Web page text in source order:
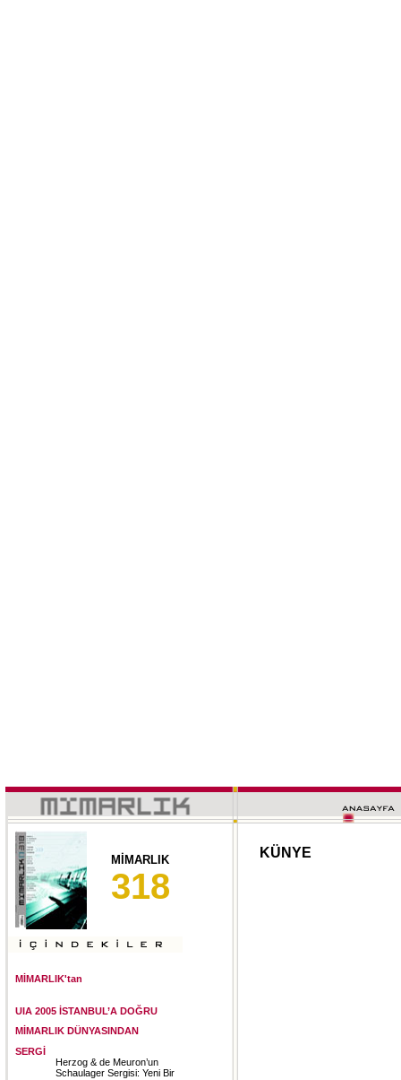
MİMARLIK
318
MİMARLIK'tan
UIA 2005 İSTANBUL’A DOĞRU
MİMARLIK DÜNYASINDAN
SERGİ
Herzog & de Meuron’un
Schaulager Sergisi: Yeni Bir
KÜNYE